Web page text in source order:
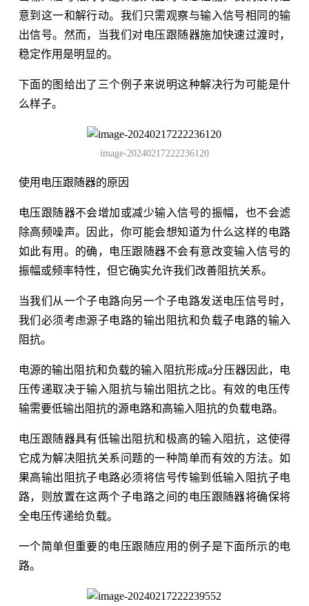
意到这一和解行动。我们只需观察与输入信号相同的输
出信号。然而，当我们对电压跟随器施加快速过渡时，
稳定作用是明显的。
下面的图给出了三个例子来说明这种解决行为可能是什
么样子。
image-20240217222236120
使用电压跟随器的原因
电压跟随器不会增加或减少输入信号的振幅，也不会滤
除高频噪声。因此，你可能会想知道为什么这样的电路
如此有用。的确，电压跟随器不会有意改变输入信号的
振幅或频率特性，但它确实允许我们改善阻抗关系。
当我们从一个子电路向另一个子电路发送电压信号时，
我们必须考虑源子电路的输出阻抗和负载子电路的输入
阻抗。
电源的输出阻抗和负载的输入阻抗形成a分压器因此，电
压传递取决于输入阻抗与输出阻抗之比。有效的电压传
输需要低输出阻抗的源电路和高输入阻抗的负载电路。
电压跟随器具有低输出阻抗和极高的输入阻抗，这使得
它成为解决阻抗关系问题的一种简单而有效的方法。如
果高输出阻抗子电路必须将信号传输到低输入阻抗子电
路，则放置在这两个子电路之间的电压跟随器将确保将
全电压传递给负载。
一个简单但重要的电压跟随应用的例子是下面所示的电
路。